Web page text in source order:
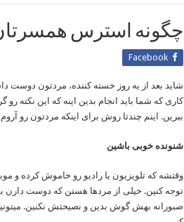
چگونه استرس همسرتان
Facebook
شاید بعد از یه روز خسته کننده، مردتون دوست
کاری که شما باید انجام بدین اینه که این نکته
ببرین. اینم چندتا روش برای اینکه مردتون رو
شنونده خوبی باشین
وقتشه که تلویزیون یا رادیو رو خاموش کرده و
توجه کنین. خیلی از مردها هستن که دوست
صبورانه بهش گوش بدین و نصیحتش نکنین.